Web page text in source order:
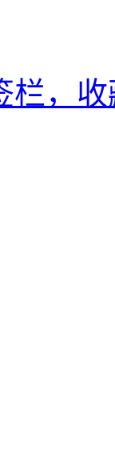
栏，